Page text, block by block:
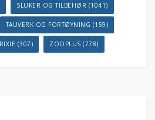
SLUKER OG TILBEHØR (1041)
TAUVERK OG FORTØYNING (159)
(307) ZOOPLUS (778)